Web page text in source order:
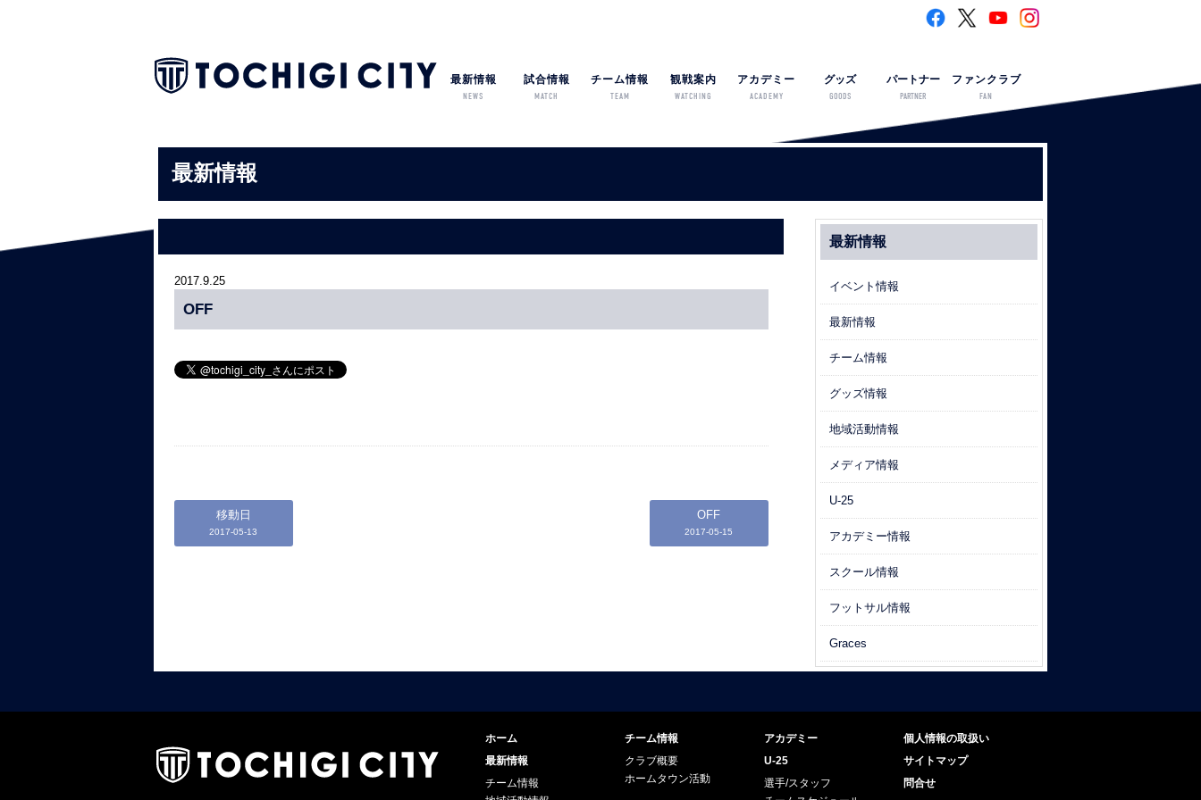
最新情報
NEWS
試合情報
MATCH
チーム情報
TEAM
観戦案内
WATCHING
アカデミー
ACADEMY
グッズ
GOODS
パートナー
PARTNER
ファンクラブ
FAN
最新情報
2017.9.25
OFF
移動日
2017-05-13
OFF
2017-05-15
最新情報
イベント情報
最新情報
チーム情報
グッズ情報
地域活動情報
メディア情報
U-25
アカデミー情報
スクール情報
フットサル情報
Graces
ホーム
最新情報
チーム情報
チーム情報
クラブ概要
ホームタウン活動
アカデミー
U-25
選手/スタッフ
個人情報の取扱い
サイトマップ
問合せ